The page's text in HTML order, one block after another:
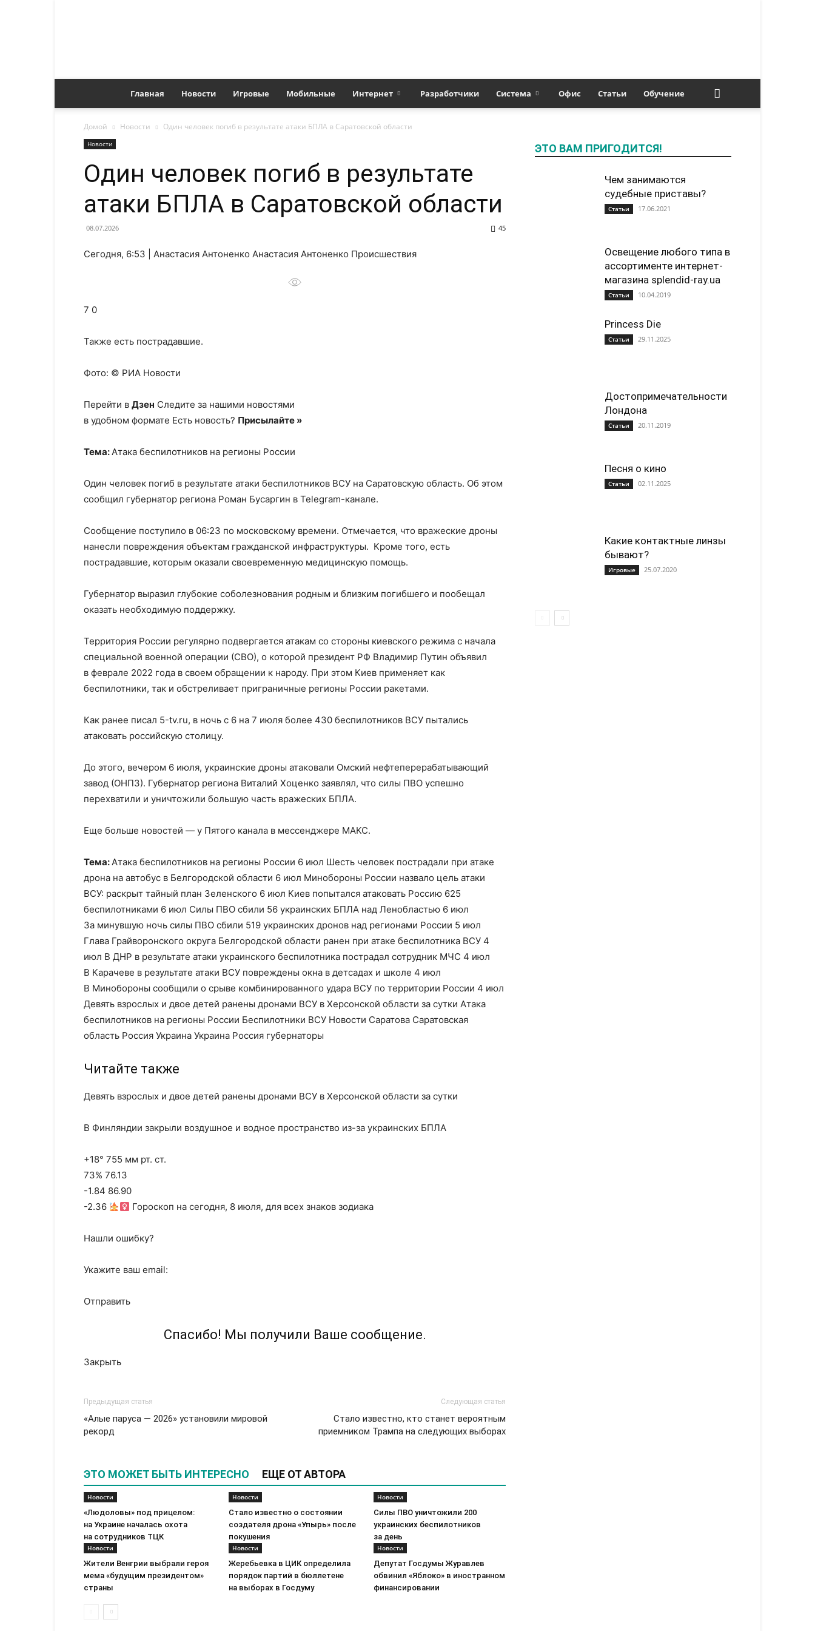
Полезные
Главная Новости Игровые Мобильные Интернет Разработчики Система Офис Статьи Обучение
Домой Новости Один человек погиб в результате атаки БПЛА в Саратовской области
Новости
Один человек погиб в результате
атаки БПЛА в Саратовской области
08.07.2026 45
Сегодня, 6:53 | Анастасия Антоненко Анастасия Антоненко Происшествия
7 0
Также есть пострадавшие.
Фото: © РИА Новости
Перейти в Дзен Следите за нашими новостями
в удобном формате Есть новость? Присылайте »
Тема:Атака беспилотников на регионы России
Один человек погиб в результате атаки беспилотников ВСУ на Саратовскую область. Об этом
сообщил губернатор региона Роман Бусаргин в Telegram-канале.
Сообщение поступило в 06:23 по московскому времени. Отмечается, что вражеские дроны
нанесли повреждения объектам гражданской инфраструктуры. Кроме того, есть
пострадавшие, которым оказали своевременную медицинскую помощь.
Губернатор выразил глубокие соболезнования родным и близким погибшего и пообещал
оказать необходимую поддержку.
Территория России регулярно подвергается атакам со стороны киевского режима с начала
специальной военной операции (СВО), о которой президент РФ Владимир Путин объявил
в феврале 2022 года в своем обращении к народу. При этом Киев применяет как
беспилотники, так и обстреливает приграничные регионы России ракетами.
Как ранее писал 5-tv.ru, в ночь с 6 на 7 июля более 430 беспилотников ВСУ пытались
атаковать российскую столицу.
До этого, вечером 6 июля, украинские дроны атаковали Омский нефтеперерабатывающий
завод (ОНПЗ). Губернатор региона Виталий Хоценко заявлял, что силы ПВО успешно
перехватили и уничтожили большую часть вражеских БПЛА.
Еще больше новостей — у Пятого канала в мессенджере МАКС.
Тема:Атака беспилотников на регионы России 6 июл Шесть человек пострадали при атаке
дрона на автобус в Белгородской области 6 июл Минобороны России назвало цель атаки
ВСУ: раскрыт тайный план Зеленского 6 июл Киев попытался атаковать Россию 625
беспилотниками 6 июл Силы ПВО сбили 56 украинских БПЛА над Ленобластью 6 июл
За минувшую ночь силы ПВО сбили 519 украинских дронов над регионами России 5 июл
Глава Грайворонского округа Белгородской области ранен при атаке беспилотника ВСУ 4
июл В ДНР в результате атаки украинского беспилотника пострадал сотрудник МЧС 4 июл
В Карачеве в результате атаки ВСУ повреждены окна в детсадах и школе 4 июл
В Минобороны сообщили о срыве комбинированного удара ВСУ по территории России 4 июл
Девять взрослых и двое детей ранены дронами ВСУ в Херсонской области за сутки Атака
беспилотников на регионы России Беспилотники ВСУ Новости Саратова Саратовская
область Россия Украина Украина Россия губернаторы
Читайте также
Девять взрослых и двое детей ранены дронами ВСУ в Херсонской области за сутки
В Финляндии закрыли воздушное и водное пространство из-за украинских БПЛА
+18° 755 мм рт. ст.
73% 76.13
-1.84 86.90
-2.36
Гороскоп на сегодня, 8 июля, для всех знаков зодиака
Нашли ошибку?
Укажите ваш email:
Отправить
Спасибо! Мы получили Ваше сообщение.
Закрыть
Предыдущая статья
«Алые паруса — 2026» установили мировой
рекорд
Следующая статья
Стало известно, кто станет вероятным
приемником Трампа на следующих выборах
ЭТО МОЖЕТ БЫТЬ ИНТЕРЕСНО ЕЩЕ ОТ АВТОРА
Новости
«Людоловы» под прицелом:
на Украине началась охота
на сотрудников ТЦК
Новости
Стало известно о состоянии
создателя дрона «Упырь» после
покушения
Новости
Силы ПВО уничтожили 200
украинских беспилотников
за день
Новости
Жители Венгрии выбрали героя
мема «будущим президентом»
страны
Новости
Жеребьевка в ЦИК определила
порядок партий в бюллетене
на выборах в Госдуму
Новости
Депутат Госдумы Журавлев
обвинил «Яблоко» в иностранном
финансировании
ЭТО ВАМ ПРИГОДИТСЯ!
Чем занимаются
судебные приставы?
Статьи 17.06.2021
Освещение любого типа в
ассортименте интернет-
магазина splendid-ray.ua
Статьи 10.04.2019
Princess Die
Статьи 29.11.2025
Достопримечательности
Лондона
Статьи 20.11.2019
Песня о кино
Статьи 02.11.2025
Какие контактные линзы
бывают?
Игровые 25.07.2020